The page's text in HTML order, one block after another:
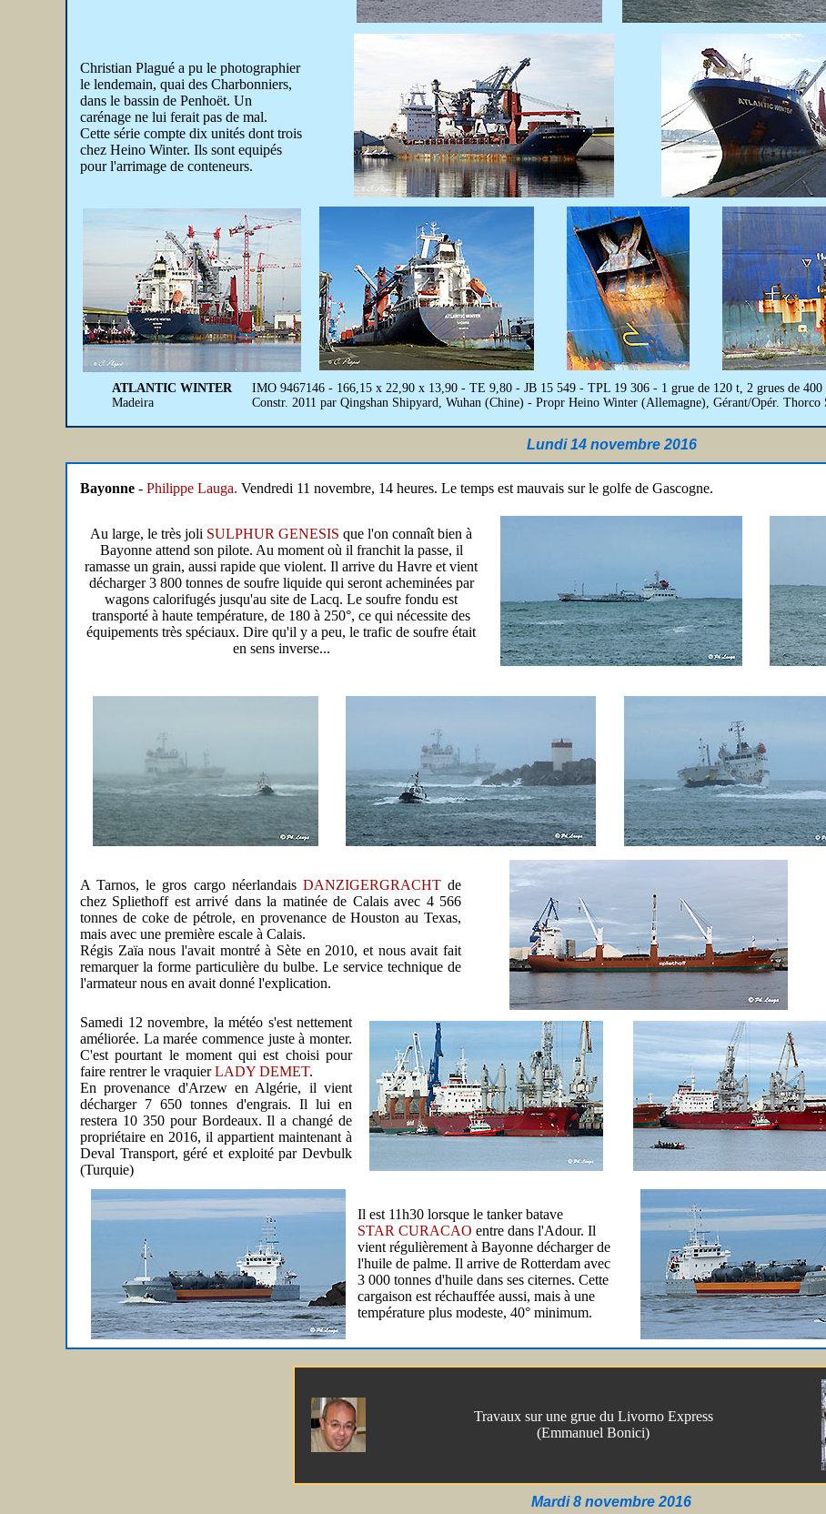
Christian Plagué a pu le photographier
le lendemain, quai des Charbonniers,
dans le bassin de Penhoët. Un
carénage ne lui ferait pas de mal.
Cette série compte dix unités dont trois
chez Heino Winter. Ils sont equipés
pour l'arrimage de conteneurs.
ATLANTIC WINTER
Madeira
IMO 9467146 - 166,15 x 22,90 x 13,90 - TE 9,80 - JB 15 549 - TPL 19 306 - 1 grue de 120 t, 2 grues de
Constr. 2011 par Qingshan Shipyard, Wuhan (Chine) - Propr Heino Winter (Allemagne), Gérant/Opér.
Lundi 14 novembre 2016
Bayonne - Philippe Lauga. Vendredi 11 novembre, 14 heures. Le temps est mauvais sur le golfe de Gascogne.
Au large, le très joli SULPHUR GENESIS que l'on connaît bien à
Bayonne attend son pilote. Au moment où il franchit la passe, il
ramasse un grain, aussi rapide que violent. Il arrive du Havre et vient
décharger 3 800 tonnes de soufre liquide qui seront acheminées par
wagons calorifugés jusqu'au site de Lacq. Le soufre fondu est
transporté à haute température, de 180 à 250°, ce qui nécessite des
équipements très spéciaux. Dire qu'il y a peu, le trafic de soufre était
en sens inverse...
A Tarnos, le gros cargo néerlandais DANZIGERGRACHTde
chez Spliethoff est arrivé dans la matinée de Calais avec 4 566
tonnes de coke de pétrole, en provenance de Houston au Texas,
mais avec une première escale à Calais.
Régis Zaïa nous l'avait montré à Sète en 2010, et nous avait fait
remarquer la forme particulière du bulbe. Le service technique de
l'armateur nous en avait donné l'explication.
Samedi 12 novembre, la météo s'est nettement
améliorée. La marée commence juste à monter.
C'est pourtant le moment qui est choisi pour
faire rentrer le vraquierLADY DEMET.
En provenance d'Arzew en Algérie, il vient
décharger 7 650 tonnes d'engrais. Il lui en
restera 10 350 pour Bordeaux. Il a changé de
propriétaire en 2016, il appartient maintenant à
Deval Transport, géré et exploité par Devbulk
(Turquie)
Il est 11h30 lorsque le tanker batave
STAR CURACAO entre dans l'Adour. Il
vient régulièrement à Bayonne décharger de
l'huile de palme. Il arrive de Rotterdam avec
3 000 tonnes d'huile dans ses citernes. Cette
cargaison est réchauffée aussi, mais à une
température plus modeste, 40° minimum.
Travaux sur une grue du Livorno Express
(Emmanuel Bonici)
Mardi 8 novembre 2016